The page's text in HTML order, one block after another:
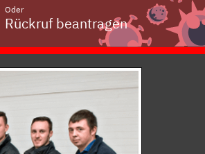
Oder
Rückruf beantragen